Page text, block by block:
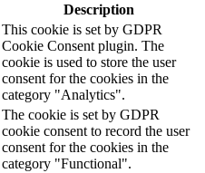
Description
This cookie is set by GDPR
Cookie Consent plugin. The
cookie is used to store the user
consent for the cookies in the
category "Analytics".
The cookie is set by GDPR
cookie consent to record the user
consent for the cookies in the
category "Functional".